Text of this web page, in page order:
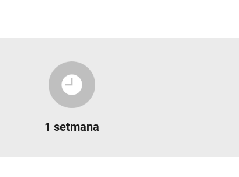
1 setmana